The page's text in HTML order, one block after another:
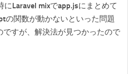
にLaravel mixでapp.jsにまとめて
の関数が動かないといった問題
ですが、解決法が見つかったので